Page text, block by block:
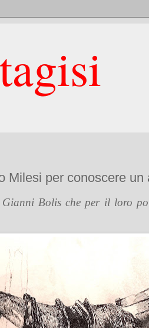
Milesi per conoscere
Bolis che per il loro